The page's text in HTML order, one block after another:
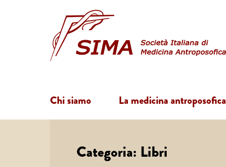
Chi siamo La medicina antroposofica
Categoria: Libri